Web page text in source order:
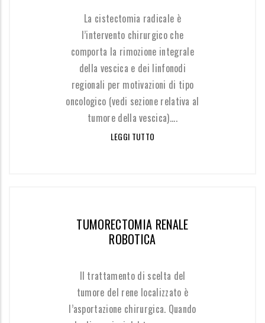
La cistectomia radicale è
l’intervento chirurgico che
comporta la rimozione integrale
della vescica e dei linfonodi
regionali per motivazioni di tipo
oncologico (vedi sezione relativa al
tumore della vescica)....
LEGGI TUTTO
TUMORECTOMIA RENALE
ROBOTICA
Il trattamento di scelta del
tumore del rene localizzato è
l’asportazione chirurgica. Quando